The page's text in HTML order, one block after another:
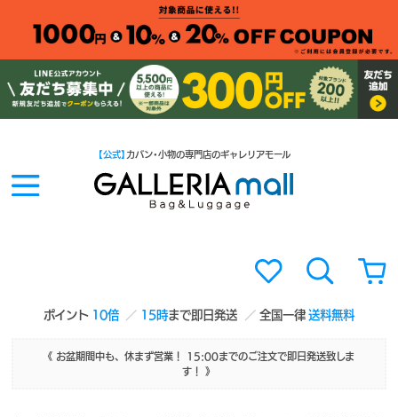
ポイント 10倍 15時まで即日発送 全国一律送料無料
【公式】 カバン・小物の専門店のギャレリアモール
《 お盆期間中も、休まず営業！ 15:00までのご注文で即日発送致しま
す！ 》